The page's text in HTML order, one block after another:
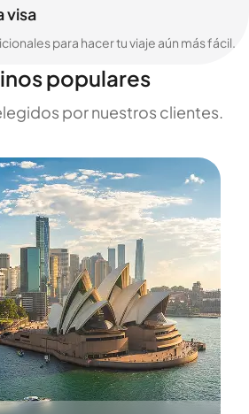
visa
para hacer tu viaje aún más fácil.
populares
por nuestros clientes.